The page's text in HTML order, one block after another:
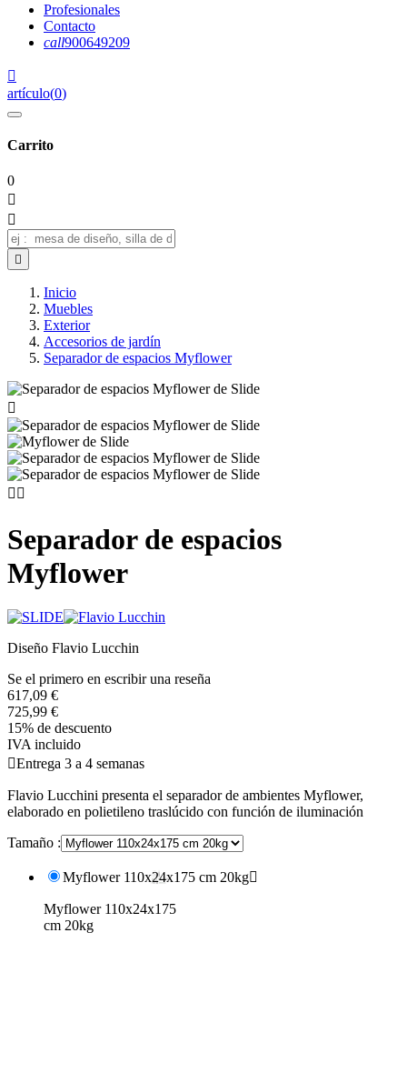
Profesionales
Contacto
call900649209

artículo(0)
Carrito
0



Inicio
Muebles
Exterior
Accesorios de jardín
Separador de espacios Myflower

 
Separador de espacios
Myflower
Diseño Flavio Lucchin
Se el primero en escribir una reseña
617,09 €
725,99 €
15% de descuento
IVA incluido
Entrega 3 a 4 semanas
Flavio Lucchini presenta el separador de ambientes Myflower,
elaborado en polietileno traslúcido con función de iluminación
Tamaño :
Myflower 110x24x175 cm 20kg
Myflower 110x24x175
cm 20kg